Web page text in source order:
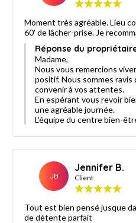
Moment très agréable. Lieu
60' de lâcher-
Réponse du
Madame,
Nous vous remercions
positif. Nous sommes
convenir à vos attentes.
En espérant vous revoir
une agréable journée.
L'équipe du centre bien-
JB
Jennifer B.
Client
Tout est bien pensé jusque
de détente parfait